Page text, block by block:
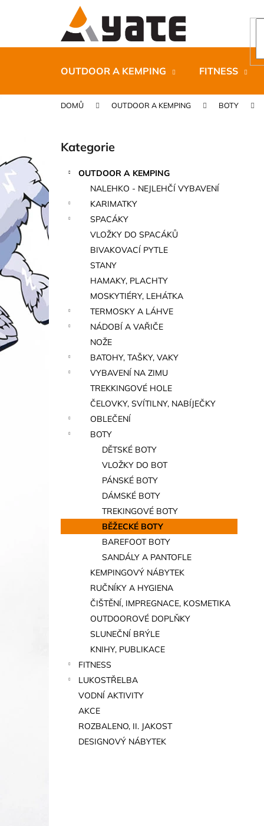
OUTDOOR A KEMPING FITNESS
DOMŮ OUTDOOR A KEMPING BOTY
r
a
n
a
n
e
l
Přeskočit
kategorie
Kategorie
OUTDOOR A KEMPING
NALEHKO - NEJLEHČÍ VYBAVENÍ
KARIMATKY
SPACÁKY
VLOŽKY DO SPACÁKŮ
BIVAKOVACÍ PYTLE
STANY
HAMAKY, PLACHTY
MOSKYTIÉRY, LEHÁTKA
TERMOSKY A LÁHVE
NÁDOBÍ A VAŘIČE
NOŽE
BATOHY, TAŠKY, VAKY
VYBAVENÍ NA ZIMU
TREKKINGOVÉ HOLE
ČELOVKY, SVÍTILNY, NABÍJEČKY
OBLEČENÍ
BOTY
DĚTSKÉ BOTY
VLOŽKY DO BOT
PÁNSKÉ BOTY
DÁMSKÉ BOTY
TREKINGOVÉ BOTY
BĚŽECKÉ BOTY
BAREFOOT BOTY
SANDÁLY A PANTOFLE
KEMPINGOVÝ NÁBYTEK
RUČNÍKY A HYGIENA
ČIŠTĚNÍ, IMPREGNACE, KOSMETIKA
OUTDOOROVÉ DOPLŇKY
SLUNEČNÍ BRÝLE
KNIHY, PUBLIKACE
FITNESS
LUKOSTŘELBA
VODNÍ AKTIVITY
AKCE
ROZBALENO, II. JAKOST
DESIGNOVÝ NÁBYTEK
í
do
do
CARNOSPORT GEL 100 ML
899 Kč